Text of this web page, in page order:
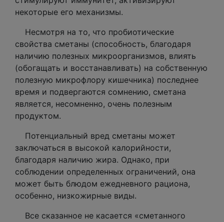
некоторые его механизмы.
Несмотря на то, что пробиотические
свойства сметаны (способность, благодаря
наличию полезных микроорганизмов, влиять
(обогащать и восстанавливать) на собственную
полезную микрофлору кишечника) последнее
время и подвергаются сомнению, сметана
является, несомненно, очень полезным
продуктом.
Потенциальный вред сметаны может
заключаться в высокой калорийности,
благодаря наличию жира. Однако, при
соблюдении определенных ограничений, она
может быть блюдом ежедневного рациона,
особенно, низкожирные виды.
Все сказанное не касается «сметанного